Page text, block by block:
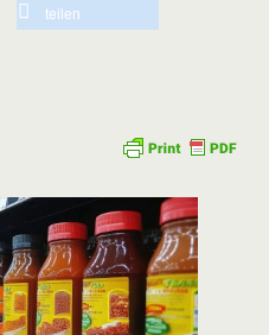
teilen